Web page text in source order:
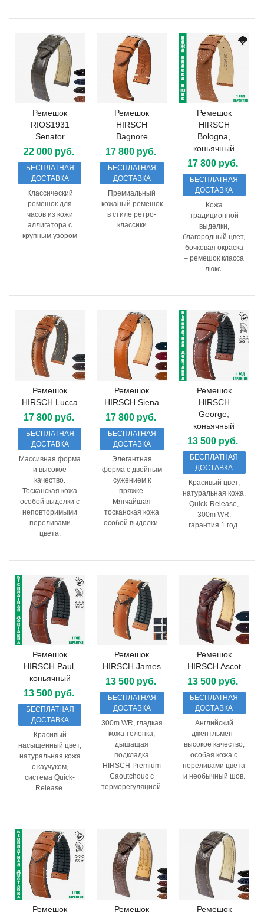
Ремешок
RIOS1931
Senator
22 000 руб.
БЕСПЛАТНАЯ
ДОСТАВКА
Классический
ремешок для
часов из кожи
аллигатора с
крупным узором
Ремешок
HIRSCH
Bagnore
17 800 руб.
БЕСПЛАТНАЯ
ДОСТАВКА
Премиальный
кожаный ремешок
в стиле ретро-
классики
Ремешок
HIRSCH
Bologna,
коньячный
17 800 руб.
БЕСПЛАТНАЯ
ДОСТАВКА
Кожа
традиционной
выделки,
благородный цвет,
бочковая окраска
– ремешок класса
люкс.
Ремешок
HIRSCH Lucca
17 800 руб.
БЕСПЛАТНАЯ
ДОСТАВКА
Массивная форма
и высокое
качество.
Тосканская кожа
особой выделки с
неповторимыми
переливами
цвета.
Ремешок
HIRSCH Siena
17 800 руб.
БЕСПЛАТНАЯ
ДОСТАВКА
Элегантная
форма с двойным
сужением к
пряжке.
Мягчайшая
тосканская кожа
особой выделки.
Ремешок
HIRSCH
George,
коньячный
13 500 руб.
БЕСПЛАТНАЯ
ДОСТАВКА
Красивый цвет,
натуральная кожа,
Quick-Release,
300m WR,
гарантия 1 год.
Ремешок
HIRSCH Paul,
коньячный
13 500 руб.
БЕСПЛАТНАЯ
ДОСТАВКА
Красивый
насыщенный цвет,
натуральная кожа
с каучуком,
система Quick-
Release.
Ремешок
HIRSCH James
13 500 руб.
БЕСПЛАТНАЯ
ДОСТАВКА
300m WR, гладкая
кожа теленка,
дышащая
подкладка
HIRSCH Premium
Caoutchouc с
терморегуляцией.
Ремешок
HIRSCH Ascot
13 500 руб.
БЕСПЛАТНАЯ
ДОСТАВКА
Английский
джентльмен -
высокое качество,
особая кожа с
переливами цвета
и необычный шов.
Ремешок
Ремешок
Ремешок